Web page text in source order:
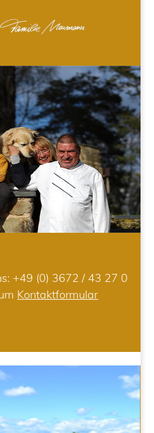
+49 (0) 3672 / 43 27 0
Kontaktformular